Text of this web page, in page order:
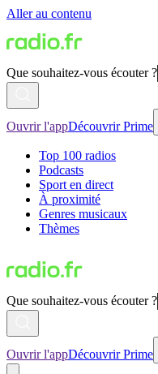
Aller au contenu
Que souhaitez-vous écouter ?
Ouvrir l'appDécouvrir Prime
Top 100 radios
Podcasts
Sport en direct
À proximité
Genres musicaux
Thèmes
Que souhaitez-vous écouter ?
Ouvrir l'appDécouvrir Prime